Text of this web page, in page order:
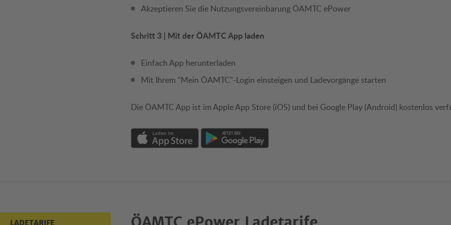
Akzeptieren Sie die Nutzungsvereinbarung ÖAMTC ePower
Schritt 3 | Mit der ÖAMTC App laden
Einfach App herunterladen
Mit Ihrem "Mein ÖAMTC"-Login einsteigen und Ladevorgänge starten
Die ÖAMTC App ist im Apple App Store (iOS) und bei Google Play (Android) kostenlos
LADETARIFE